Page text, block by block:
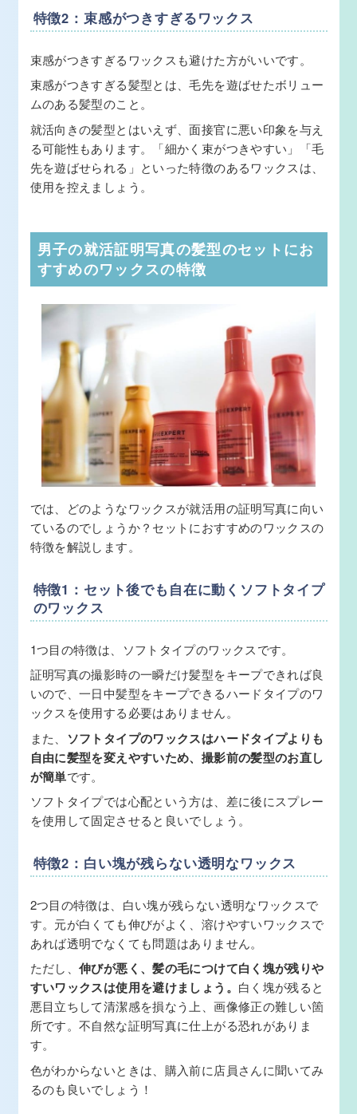
特徴2：束感がつきすぎるワックス
束感がつきすぎるワックスも避けた方がいいです。
束感がつきすぎる髪型とは、毛先を遊ばせたボリュー
ムのある髪型のこと。
就活向きの髪型とはいえず、面接官に悪い印象を与え
る可能性もあります。「細かく束がつきやすい」「毛
先を遊ばせられる」といった特徴のあるワックスは、
使用を控えましょう。
男子の就活証明写真の髪型のセットにお
すすめのワックスの特徴
では、どのようなワックスが就活用の証明写真に向い
ているのでしょうか？セットにおすすめのワックスの
特徴を解説します。
特徴1：セット後でも自在に動くソフトタイプ
のワックス
1つ目の特徴は、ソフトタイプのワックスです。
証明写真の撮影時の一瞬だけ髪型をキープできれば良
いので、一日中髪型をキープできるハードタイプのワ
ックスを使用する必要はありません。
また、
ソフトタイプのワックスはハードタイプよりも
自由に髪型を変えやすいため、撮影前の髪型のお直し
が簡単です。
ソフトタイプでは心配という方は、差に後にスプレー
を使用して固定させると良いでしょう。
特徴2：白い塊が残らない透明なワックス
2つ目の特徴は、白い塊が残らない透明なワックスで
す。元が白くても伸びがよく、溶けやすいワックスで
あれば透明でなくても問題はありません。
ただし、 伸びが悪く、髪の毛につけて白く塊が残りや
すいワックスは使用を避けましょう。 白く塊が残ると
悪目立ちして清潔感を損なう上、画像修正の難しい箇
所です。不自然な証明写真に仕上がる恐れがありま
す。
色がわからないときは、購入前に店員さんに聞いてみ
るのも良いでしょう！